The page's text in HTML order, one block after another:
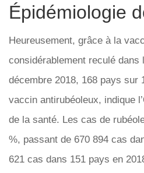
Épidémiologie
Heureusement, grâce à la
considérablement reculé dans
décembre 2018, 168 pays sur
vaccin antirubéoleux, indique
de la santé. Les cas de
%, passant de 670 894 cas
621 cas dans 151 pays en